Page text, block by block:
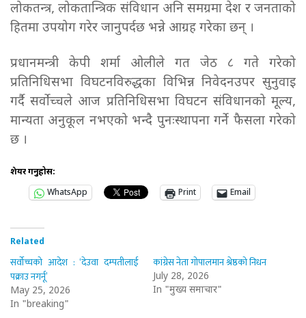
लोकतन्त्र, लोकतान्त्रिक संविधान अनि समग्रमा देश र जनताको
हितमा उपयोग गरेर जानुपर्दछ भन्ने आग्रह गरेका छन् ।
प्रधानमन्त्री केपी शर्मा ओलीले गत जेठ ८ गते गरेको
प्रतिनिधिसभा विघटनविरुद्धका विभिन्न निवेदनउपर सुनुवाइ
गर्दै सर्वोच्चले आज प्रतिनिधिसभा विघटन संविधानको मूल्य,
मान्यता अनुकूल नभएको भन्दै पुनःस्थापना गर्ने फैसला गरेको
छ ।
शेयर गर्नुहोस:
WhatsApp
Print Email
Related
सर्वोच्चको आदेश : ‘देउवा दम्पतीलाई
पक्राउ नगर्नू’
May 25, 2026
In "breaking"
कांग्रेस नेता गोपालमान श्रेष्ठको निधन
July 28, 2026
In "मुख्य समाचार"